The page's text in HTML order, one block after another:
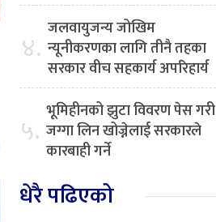
४. जलवायुजन्य जोखिम
न्यूनीकरणका लागि तीनै तहका
सरकार वीच सहकार्य अपरिहार्य
५. भूमिहीनको झुटा विवरण पेस गरी
जग्गा लिन खोज्नेलाई सरकारले
कारबाही गर्ने
धेरै पढिएको